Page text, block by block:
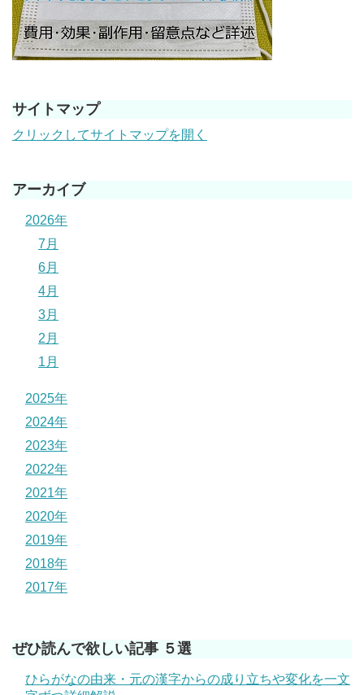
サイトマップ
クリックしてサイトマップを開く
アーカイブ
2026年
7月
6月
4月
3月
2月
1月
2025年
2024年
2023年
2022年
2021年
2020年
2019年
2018年
2017年
ぜひ読んで欲しい記事 ５選
ひらがなの由来・元の漢字からの成り立ちや変化を一文